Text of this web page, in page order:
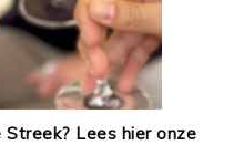
Streek? Lees hier onze